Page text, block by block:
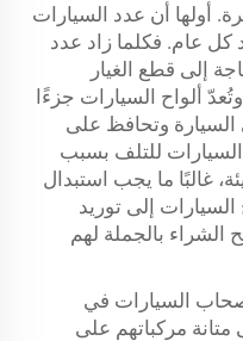
أولها أن عدد السيارات
كل عام. فكلما زاد عدد
إلى قطع الغيار
ألواح السيارات جزءًا
وتحافظ على
للتلف بسبب
غالبًا ما يجب استبدال
السيارات إلى توريد
الشراء بالجملة لهم
السيارات في
مركباتهم على